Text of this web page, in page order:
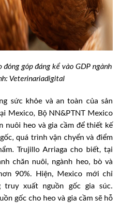
góp đáng kể vào GDP ngành
Veterinariadigital
sức khỏe và an toàn của sản
Mexico, Bộ NN&PTNT Mexico
nuôi heo và gia cầm để thiết kế
quá trình vận chyển và điểm
Trujillo Arriaga cho biết, tại
chăn nuôi, ngành heo, bò và
90%. Hiện, Mexico mới chỉ
xuất nguồn gốc gia súc.
gốc cho heo và gia cầm sẽ hỗ